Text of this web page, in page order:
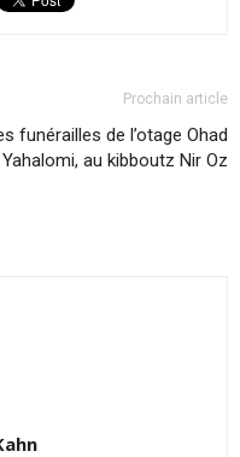
Prochain article
funérailles de l’otage Ohad
Yahalomi, au kibboutz Nir Oz